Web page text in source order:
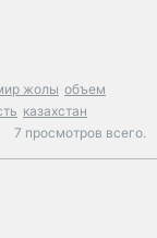
жолы объем
казахстан
7 просмотров всего.